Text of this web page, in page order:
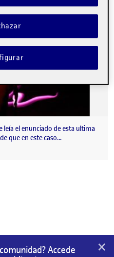
el enunciado de esta ultima
que en este caso…
Accede
×